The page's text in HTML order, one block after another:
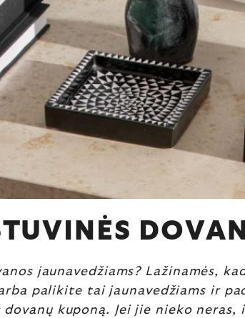
jaunavedžiams? Lažinamės,
palikite tai jaunavedžiams ir
kuponą. Jei jie nieko neras,